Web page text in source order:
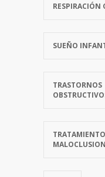
RESPIRACIÓN
SUEÑO